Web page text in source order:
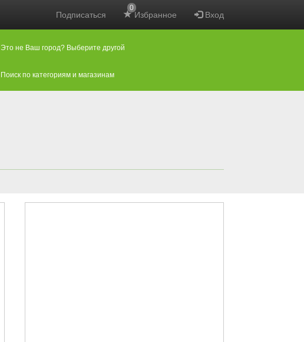
Подписаться Избранное
0
Вход
Это не Ваш город? Выберите другой
Поиск по категориям и магазинам